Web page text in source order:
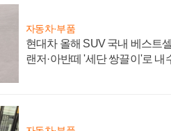
자동차·부품
현대차 올해 SUV 국내 베스트
랜저·아반떼 '세단 쌍끌이'로 내